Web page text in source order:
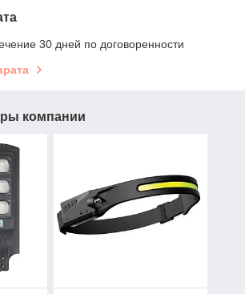
30 дней по договоренности
компании